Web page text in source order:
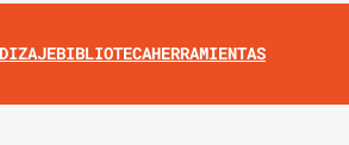
BIBLIOTECAHERRAMIENTAS